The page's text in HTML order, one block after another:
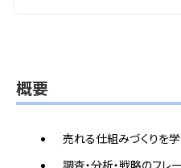
概要
売れる仕組みづくりを